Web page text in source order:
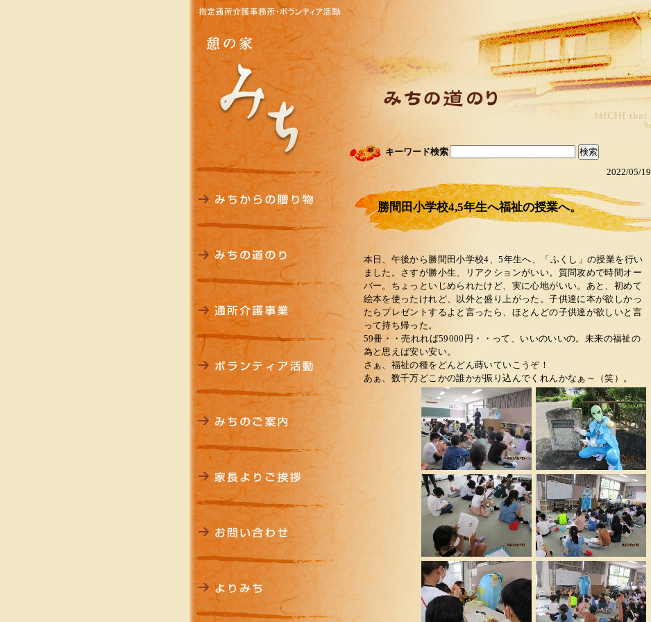
キーワード検索
2022/05/19
勝間田小学校4,5年生へ福祉の授業へ。
本日、午後から勝間田小学校4、5年生へ、「ふくし」の授業を行い
ました。さすが勝小生、リアクションがいい。質問攻めで時間オー
バー。ちょっといじめられたけど、実に心地がいい。あと、初めて
絵本を使ったけれど、以外と盛り上がった。子供達に本が欲しかっ
たらプレゼントするよと言ったら、ほとんどの子供達が欲しいと言
って持ち帰った。
59冊・・売れれば59000円・・って、いいのいいの。未来の福祉の
為と思えば安い安い。
さぁ、福祉の種をどんどん蒔いていこうぞ！
あぁ、数千万どこかの誰かが振り込んでくれんかなぁ～（笑）。